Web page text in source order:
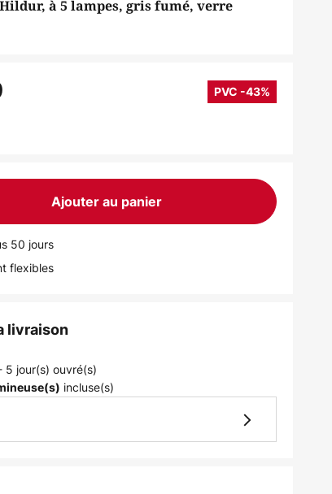
à 5 lampes, gris fumé, verre
PVC -43%
Ajouter au panier
50 jours
flexibles
livraison
5 jour(s) ouvré(s)
incluse(s)